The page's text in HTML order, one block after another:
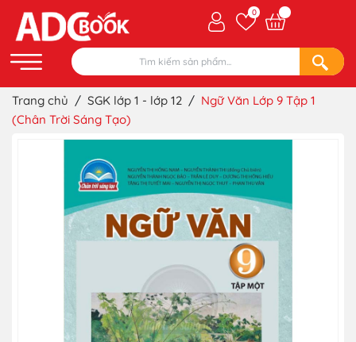
0
Trang chủ / SGK lớp 1 - lớp 12 / Ngữ Văn Lớp 9 Tập 1
(Chân Trời Sáng Tạo)